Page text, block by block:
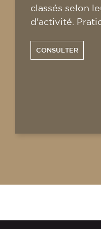
classés selon
d'activité.
CONSULTER